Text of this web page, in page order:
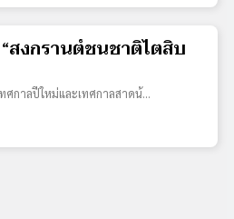
สงกรานต์ชนชาติไตสิบ
ศกาลปีใหม่และเทศกาลสาดน้…